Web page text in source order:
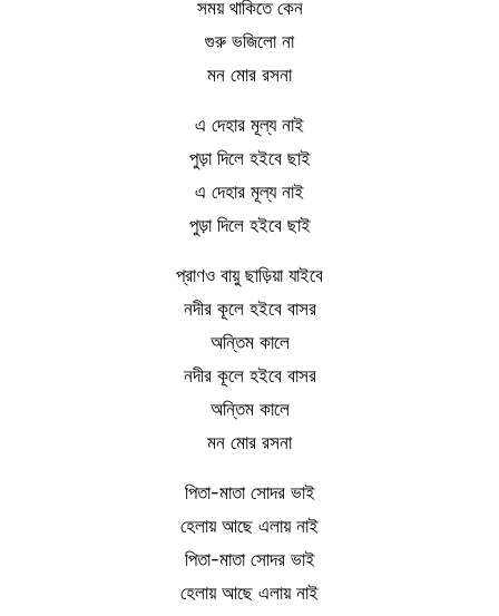
সময় থাকিতে কেন
গুরু ভজিলো না
মন মোর রসনা
এ দেহার মূল্য নাই
পুড়া দিলে হইবে ছাই
এ দেহার মূল্য নাই
পুড়া দিলে হইবে ছাই
প্রাণও বায়ু ছাড়িয়া যাইবে
নদীর কূলে হইবে বাসর
অন্তিম কালে
নদীর কূলে হইবে বাসর
অন্তিম কালে
মন মোর রসনা
পিতা-মাতা সোদর ভাই
হেলায় আছে এলায় নাই
পিতা-মাতা সোদর ভাই
হেলায় আছে এলায় নাই